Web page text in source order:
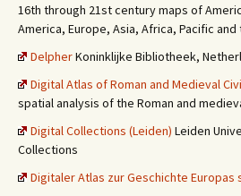
16th through 21st century maps of
America, Europe, Asia, Africa, Pacific and
DelpherKoninklijke Bibliotheek,
Digital Atlas of Roman and Medieval
spatial analysis of the Roman and
Digital Collections (Leiden) Leiden
Collections
Digitaler Atlas zur Geschichte Europas